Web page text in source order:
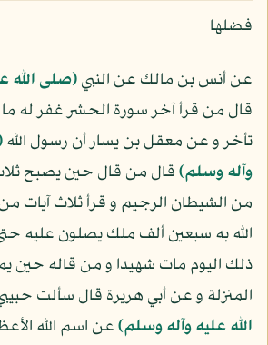
فضلها
عن أنس بن مالك عن النبي(صلى الله
قال من قرأ آخر سورة الحشر غفر له
تأخر و عن معقل بن يسار أن رسول الله
وآله وسلم)قال من قال حين يصبح
من الشيطان الرجيم و قرأ ثلاث آيات
الله به سبعين ألف ملك يصلون عليه
ذلك اليوم مات شهيدا و من قاله حين
المنزلة و عن أبي هريرة قال سألت
الله عليه وآله وسلم)عن اسم الله